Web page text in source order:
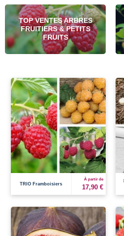
TRIO Framboisiers
À partir de
17,90 €
TOP VENTES ARBRES
FRUITIERS & PETITS
FRUITS